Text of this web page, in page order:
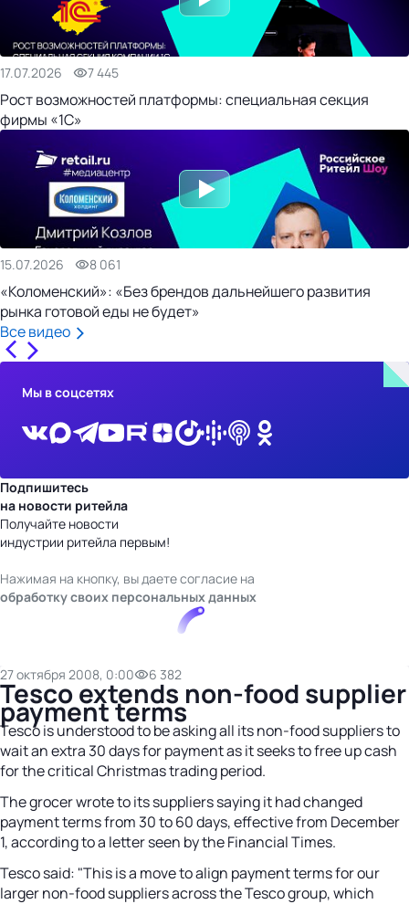
17.07.2026 7 445
Рост возможностей платформы: специальная секция
фирмы «1С»
15.07.2026 8 061
«Коломенский»: «Без брендов дальнейшего развития
рынка готовой еды не будет»
Все видео
Мы в соцсетях
Подпишитесь
на новости ритейла
Получайте новости
индустрии ритейла первым!
Нажимая на кнопку, вы даете согласие на
обработку своих персональных данных
27 октября 2008, 0:00 6 382
Tesco extends non-food supplier
payment terms
Tesco is understood to be asking all its non-food suppliers to
wait an extra 30 days for payment as it seeks to free up cash
for the critical Christmas trading period.
The grocer wrote to its suppliers saying it had changed
payment terms from 30 to 60 days, effective from December
1, according to a letter seen by the Financial Times.
Tesco said: "This is a move to align payment terms for our
larger non-food suppliers across the Tesco group, which